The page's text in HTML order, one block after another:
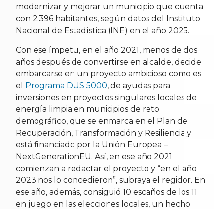
modernizar y mejorar un municipio que cuenta
con 2.396 habitantes, según datos del Instituto
Nacional de Estadística (INE) en el año 2025.
Con ese ímpetu, en el año 2021, menos de dos
años después de convertirse en alcalde, decide
embarcarse en un proyecto ambicioso como es
el Programa DUS 5000, de ayudas para
inversiones en proyectos singulares locales de
energía limpia en municipios de reto
demográfico, que se enmarca en el Plan de
Recuperación, Transformación y Resiliencia y
está financiado por la Unión Europea –
NextGenerationEU. Así, en ese año 2021
comienzan a redactar el proyecto y “en el año
2023 nos lo concedieron”, subraya el regidor. En
ese año, además, consiguió 10 escaños de los 11
en juego en las elecciones locales, un hecho